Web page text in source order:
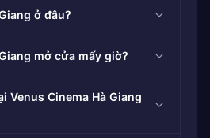
ở đâu?
mở cửa mấy giờ?
Venus Cinema Hà Giang